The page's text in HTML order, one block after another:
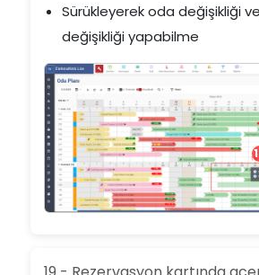
Sürükleyerek oda değişikliği
değişikliği yapabilme